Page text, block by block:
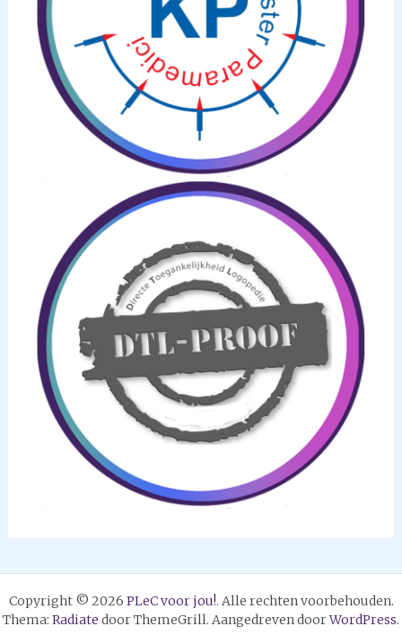
Copyright © 2026 PLeC voor jou!. Alle rechten voorbehouden.
Thema: Radiate door ThemeGrill. Aangedreven doorWordPress.